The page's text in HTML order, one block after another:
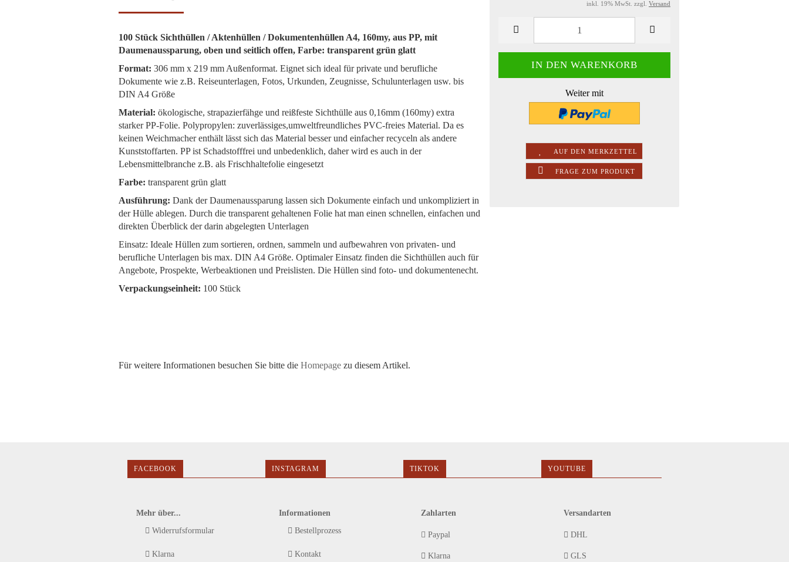
inkl. 19% MwSt. zzgl. Versand
Weiter mit
AUF DEN MERKZETTEL
FRAGE ZUM PRODUKT
100 Stück Sichthüllen / Aktenhüllen / Dokumentenhüllen A4, 160my, aus PP, mit
Daumenaussparung, oben und seitlich offen, Farbe: transparent grün glatt
Format: 306 mm x 219 mm Außenformat. Eignet sich ideal für private und berufliche
Dokumente wie z.B. Reiseunterlagen, Fotos, Urkunden, Zeugnisse, Schulunterlagen usw. bis
DIN A4 Größe
Material: ökologische, strapazierfähge und reißfeste Sichthülle aus 0,16mm (160my) extra
starker PP-Folie. Polypropylen: zuverlässiges,umweltfreundliches PVC-freies Material. Da es
keinen Weichmacher enthält lässt sich das Material besser und einfacher recyceln als andere
Kunststoffarten. PP ist Schadstofffrei und unbedenklich, daher wird es auch in der
Lebensmittelbranche z.B. als Frischhaltefolie eingesetzt
Farbe: transparent grün glatt
Ausführung: Dank der Daumenaussparung lassen sich Dokumente einfach und unkompliziert in
der Hülle ablegen. Durch die transparent gehaltenen Folie hat man einen schnellen, einfachen und
direkten Überblick der darin abgelegten Unterlagen
Einsatz: Ideale Hüllen zum sortieren, ordnen, sammeln und aufbewahren von privaten- und
berufliche Unterlagen bis max. DIN A4 Größe. Optimaler Einsatz finden die Sichthüllen auch für
Angebote, Prospekte, Werbeaktionen und Preislisten. Die Hüllen sind foto- und dokumentenecht.
Verpackungseinheit: 100 Stück
Für weitere Informationen besuchen Sie bitte die Homepage zu diesem Artikel.
FACEBOOK INSTAGRAM TIKTOK YOUTUBE
Mehr über...
Widerrufsformular
Klarna
Informationen
Bestellprozess
Kontakt
Zahlarten
Paypal
Klarna
Versandarten
DHL
GLS